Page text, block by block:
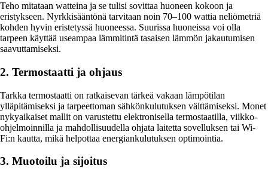
Teho mitataan watteina ja se tulisi sovittaa huoneen kokoon ja
eristykseen. Nyrkkisääntönä tarvitaan noin 70–100 wattia neliömetriä
kohden hyvin eristetyssä huoneessa. Suurissa huoneissa voi olla
tarpeen käyttää useampaa lämmitintä tasaisen lämmön jakautumisen
saavuttamiseksi.
2. Termostaatti ja ohjaus
Tarkka termostaatti on ratkaisevan tärkeä vakaan lämpötilan
ylläpitämiseksi ja tarpeettoman sähkönkulutuksen välttämiseksi. Monet
nykyaikaiset mallit on varustettu elektronisella termostaatilla, viikko-
ohjelmoinnilla ja mahdollisuudella ohjata laitetta sovelluksen tai Wi-
Fi:n kautta, mikä helpottaa energiankulutuksen optimointia.
3. Muotoilu ja sijoitus